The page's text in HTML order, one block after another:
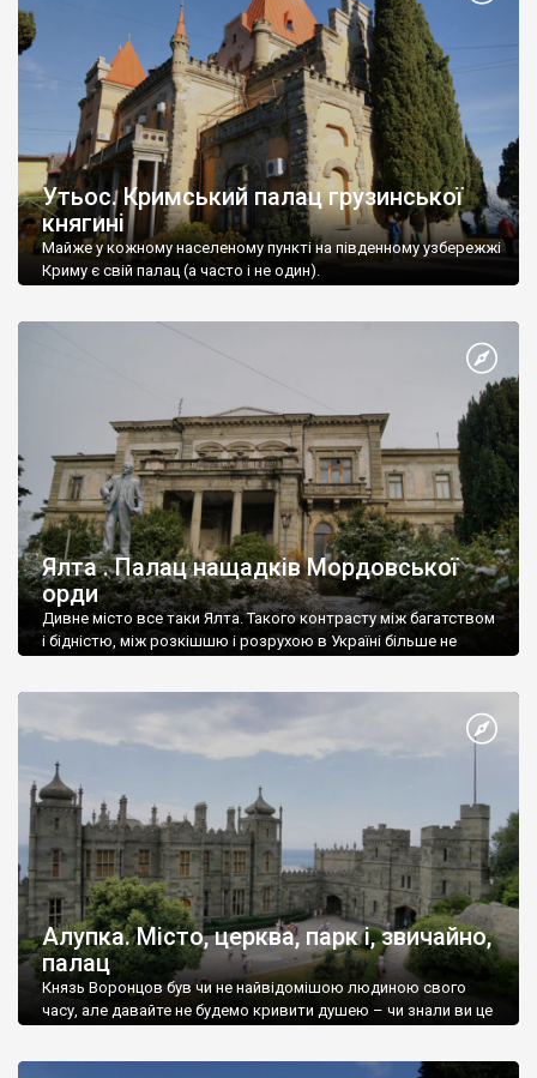
Утьос. Кримський палац грузинської
княгині
Майже у кожному населеному пункті на південному узбережжі
Криму є свій палац (а часто і не один).
Ялта . Палац нащадків Мордовської
орди
Дивне місто все таки Ялта. Такого контрасту між багатством
і бідністю, між розкішшю і розрухою в Україні більше не
Алупка. Місто, церква, парк і, звичайно,
палац
Князь Воронцов був чи не найвідомішою людиною свого
часу, але давайте не будемо кривити душею – чи знали ви це